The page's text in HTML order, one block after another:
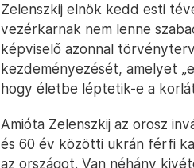
Zelenszkij elnök kedd esti
vezérkarnak nem lenne
képviselő azonnal
kezdeményezését, amelyet
hogy életbe léptetik-e a
Amióta Zelenszkij az orosz
és 60 év közötti ukrán férfi
az országot. Van néhány